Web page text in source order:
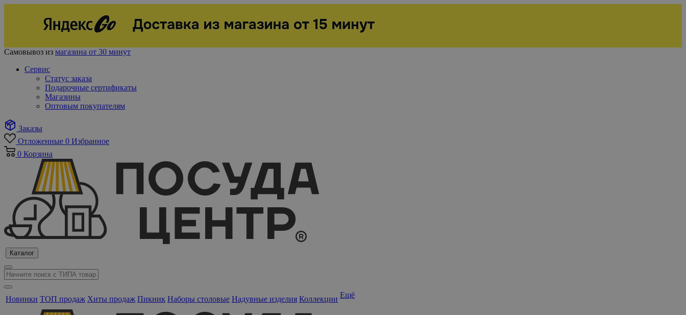
Самовывоз из магазина от 30 минут
Сервис
Статус заказа
Подарочные сертификаты
Магазины
Оптовым покупателям
Заказы
Отложенные 0 Избранное
0 Корзина
Каталог
Новинки ТОП продаж Хиты продаж Пикник Наборы столовые Надувные изделия Коллекции Ещё